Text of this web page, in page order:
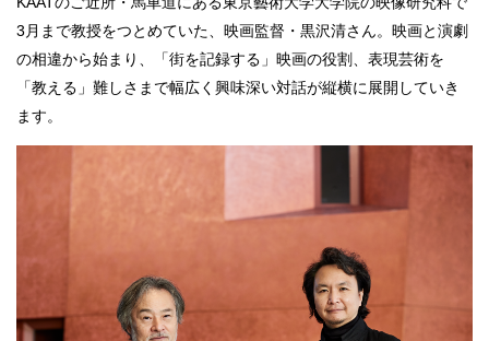
3月まで教授をつとめていた、映画監督・黒沢清さん。映画と演劇
の相違から始まり、「街を記録する」映画の役割、表現芸術を
「教える」難しさまで幅広く興味深い対話が縦横に展開していき
ます。